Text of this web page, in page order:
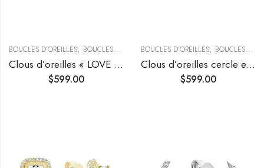
BOUCLES D'OREILLES, BOUCLES D’OREILLES CLOUS ,BOUCLES D’OREILLES
Clous d’oreilles « LOVE » en diamants
$599.00
BOUCLES D'OREILLES, BOUCLES D’OREILLES CLOUS
Clous d’oreilles cercle en diamants
$599.00